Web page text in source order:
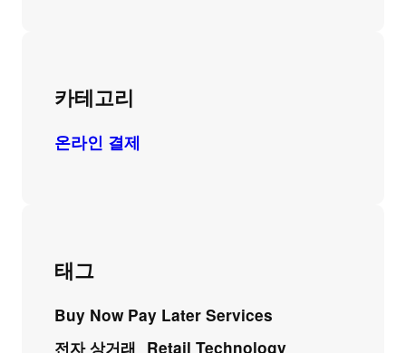
카테고리
온라인 결제
태그
Buy Now Pay Later Services
전자 상거래 Retail Technology